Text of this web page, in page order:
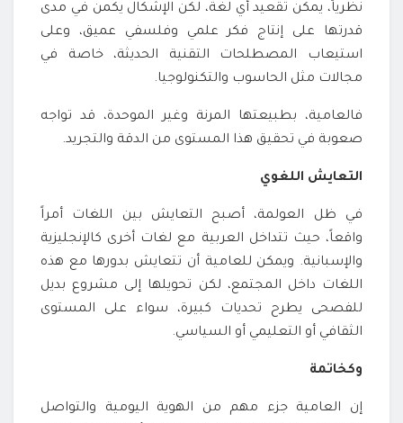
نظرياً، يمكن تقعيد أي لغة، لكن الإشكال يكمن في مدى
قدرتها على إنتاج فكر علمي وفلسفي عميق، وعلى
استيعاب المصطلحات التقنية الحديثة، خاصة في
مجالات مثل الحاسوب والتكنولوجيا.
فالعامية، بطبيعتها المرنة وغير الموحدة، قد تواجه
صعوبة في تحقيق هذا المستوى من الدقة والتجريد.
التعايش اللغوي
في ظل العولمة، أصبح التعايش بين اللغات أمراً
واقعاً، حيث تتداخل العربية مع لغات أخرى كالإنجليزية
والإسبانية. ويمكن للعامية أن تتعايش بدورها مع هذه
اللغات داخل المجتمع، لكن تحويلها إلى مشروع بديل
للفصحى يطرح تحديات كبيرة، سواء على المستوى
الثقافي أو التعليمي أو السياسي.
وكخاتمة
إن العامية جزء مهم من الهوية اليومية والتواصل